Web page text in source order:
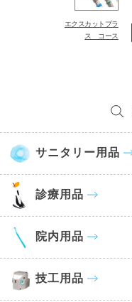
エクスカットプラ
ス コース
サニタリー用品
診療用品
院内用品
技工用品